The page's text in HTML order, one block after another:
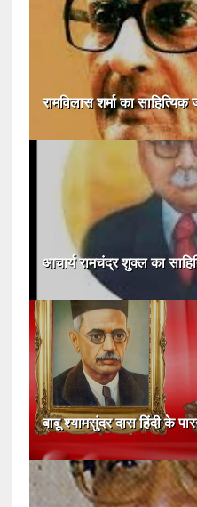
रामविलास शर्मा का
आचार्य रामचंद्र शुक्ल का
बाबू श्यामसुंदर दास हिंदी के